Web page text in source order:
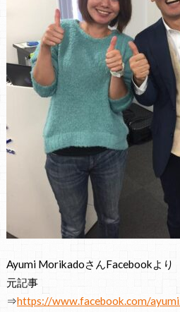
Ayumi MorikadoさんFacebookより
元記事
⇒https://www.facebook.com/